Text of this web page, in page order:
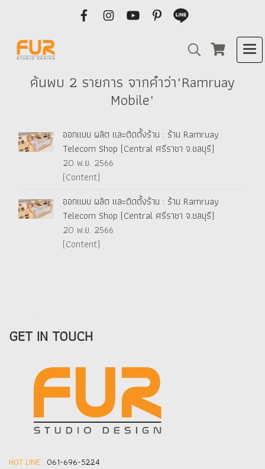
ค้นพบ 2 รายการ จากคำว่า"Ramruay
Mobile"
ออกแบบ ผลิต และติดตั้งร้าน : ร้าน Ramruay
Telecom Shop (Central ศรีราชา จ.ชลบุรี)
20 พ.ย. 2566
(Content)
ออกแบบ ผลิต และติดตั้งร้าน : ร้าน Ramruay
Telecom Shop (Central ศรีราชา จ.ชลบุรี)
20 พ.ย. 2566
(Content)
GET IN TOUCH
HOT LINE : 061-696-5224